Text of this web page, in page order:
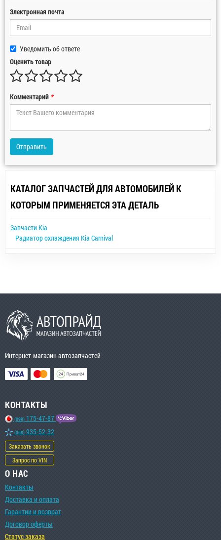
Электронная почта
Уведомить об ответе
Оценить товар
Комментарий *
Отправить
КАТАЛОГ ЗАПЧАСТЕЙ ДЛЯ АВТОМОБИЛЕЙ К
КОТОРЫМ ПРИМЕНЯЕТСЯ ЭТА ДЕТАЛЬ
Запчасти Kia
Радиатор охлаждения Kia Carnival
Интернет-магазин автозапчастей
КОНТАКТЫ
(099) 175-47-87
(068) 935-52-32
Заказать звонок
Запрос по VIN
О НАС
Контакты
Доставка и оплата
Гарантии и возврат
Договор оферты
Статус заказа